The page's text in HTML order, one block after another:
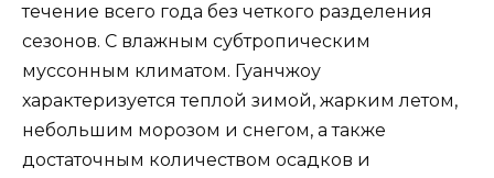
течение всего года без четкого разделения
сезонов. С влажным субтропическим
муссонным климатом. Гуанчжоу
характеризуется теплой зимой, жарким летом,
небольшим морозом и снегом, а также
достаточным количеством осадков и